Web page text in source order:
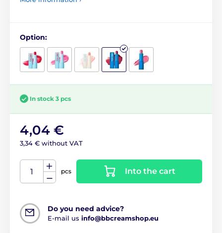
Option:
In stock 3 pcs
4,04 €
3,34 € without VAT
pcs Into the cart
Do you need advice?
E-mail us info@bbcreamshop.eu